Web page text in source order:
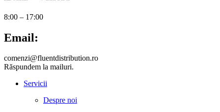
8:00 – 17:00
Email:
comenzi@fluentdistribution.ro
Răspundem la mailuri.
Servicii
Despre noi